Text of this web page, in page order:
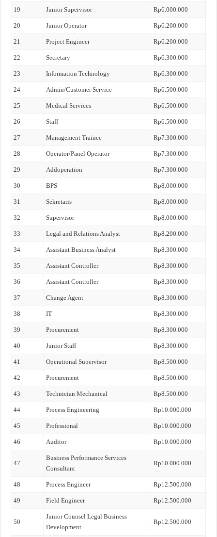
19 Junior Supervisor Rp6.000.000
20 Junior Operator Rp6.200.000
21 Project Engineer Rp6.200.000
22 Secretary Rp6.300.000
23 Information Technology Rp6.300.000
24 Admin/Customer Service Rp6.500.000
25 Medical Services Rp6.500.000
26 Staff Rp6.500.000
27 Management Trainee Rp7.300.000
28 Operator/Panel Operator Rp7.300.000
29 Addoperation Rp7.300.000
30 BPS Rp8.000.000
31 Sekretaris Rp8.000.000
32 Supervisor Rp8.000.000
33 Legal and Relations Analyst Rp8.200.000
34 Assistant Business Analyst Rp8.300.000
35 Assistant Controller Rp8.300.000
36 Assistant Controller Rp8.300.000
37 Change Agent Rp8.300.000
38 IT Rp8.300.000
39 Procurement Rp8.300.000
40 Junior Staff Rp8.300.000
41 Operational Supervisor Rp8.500.000
42 Procurement Rp8.500.000
43 Technician Mechanical Rp8.500.000
44 Process Engineering Rp10.000.000
45 Professional Rp10.000.000
46 Auditor Rp10.000.000
47
Business Performance Services
Consultant
Rp10.000.000
48 Process Engineer Rp12.500.000
49 Field Engineer Rp12.500.000
50
Junior Counsel Legal Business
Development
Rp12.500.000